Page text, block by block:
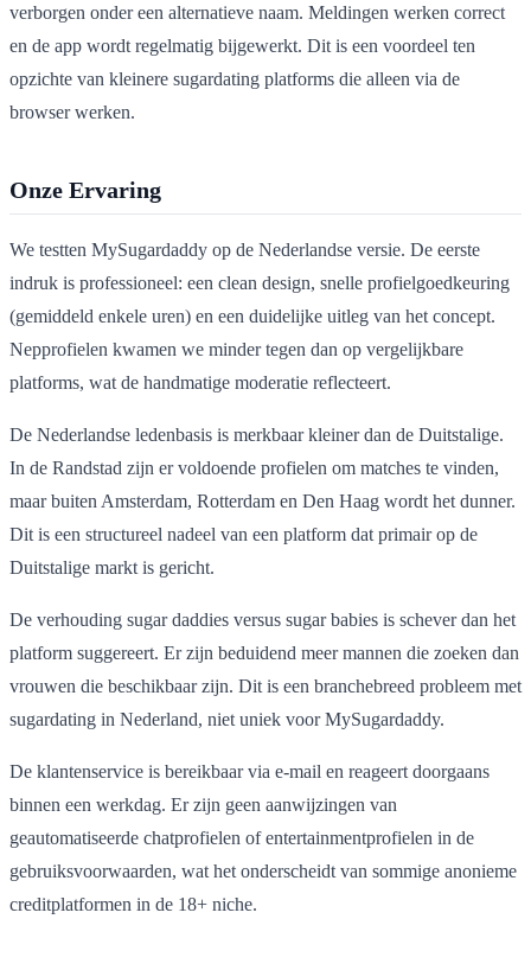
verborgen onder een alternatieve naam. Meldingen werken correct
en de app wordt regelmatig bijgewerkt. Dit is een voordeel ten
opzichte van kleinere sugardating platforms die alleen via de
browser werken.
Onze Ervaring
We testten MySugardaddy op de Nederlandse versie. De eerste
indruk is professioneel: een clean design, snelle profielgoedkeuring
(gemiddeld enkele uren) en een duidelijke uitleg van het concept.
Nepprofielen kwamen we minder tegen dan op vergelijkbare
platforms, wat de handmatige moderatie reflecteert.
De Nederlandse ledenbasis is merkbaar kleiner dan de Duitstalige.
In de Randstad zijn er voldoende profielen om matches te vinden,
maar buiten Amsterdam, Rotterdam en Den Haag wordt het dunner.
Dit is een structureel nadeel van een platform dat primair op de
Duitstalige markt is gericht.
De verhouding sugar daddies versus sugar babies is schever dan het
platform suggereert. Er zijn beduidend meer mannen die zoeken dan
vrouwen die beschikbaar zijn. Dit is een branchebreed probleem met
sugardating in Nederland, niet uniek voor MySugardaddy.
De klantenservice is bereikbaar via e-mail en reageert doorgaans
binnen een werkdag. Er zijn geen aanwijzingen van
geautomatiseerde chatprofielen of entertainmentprofielen in de
gebruiksvoorwaarden, wat het onderscheidt van sommige anonieme
creditplatformen in de 18+ niche.